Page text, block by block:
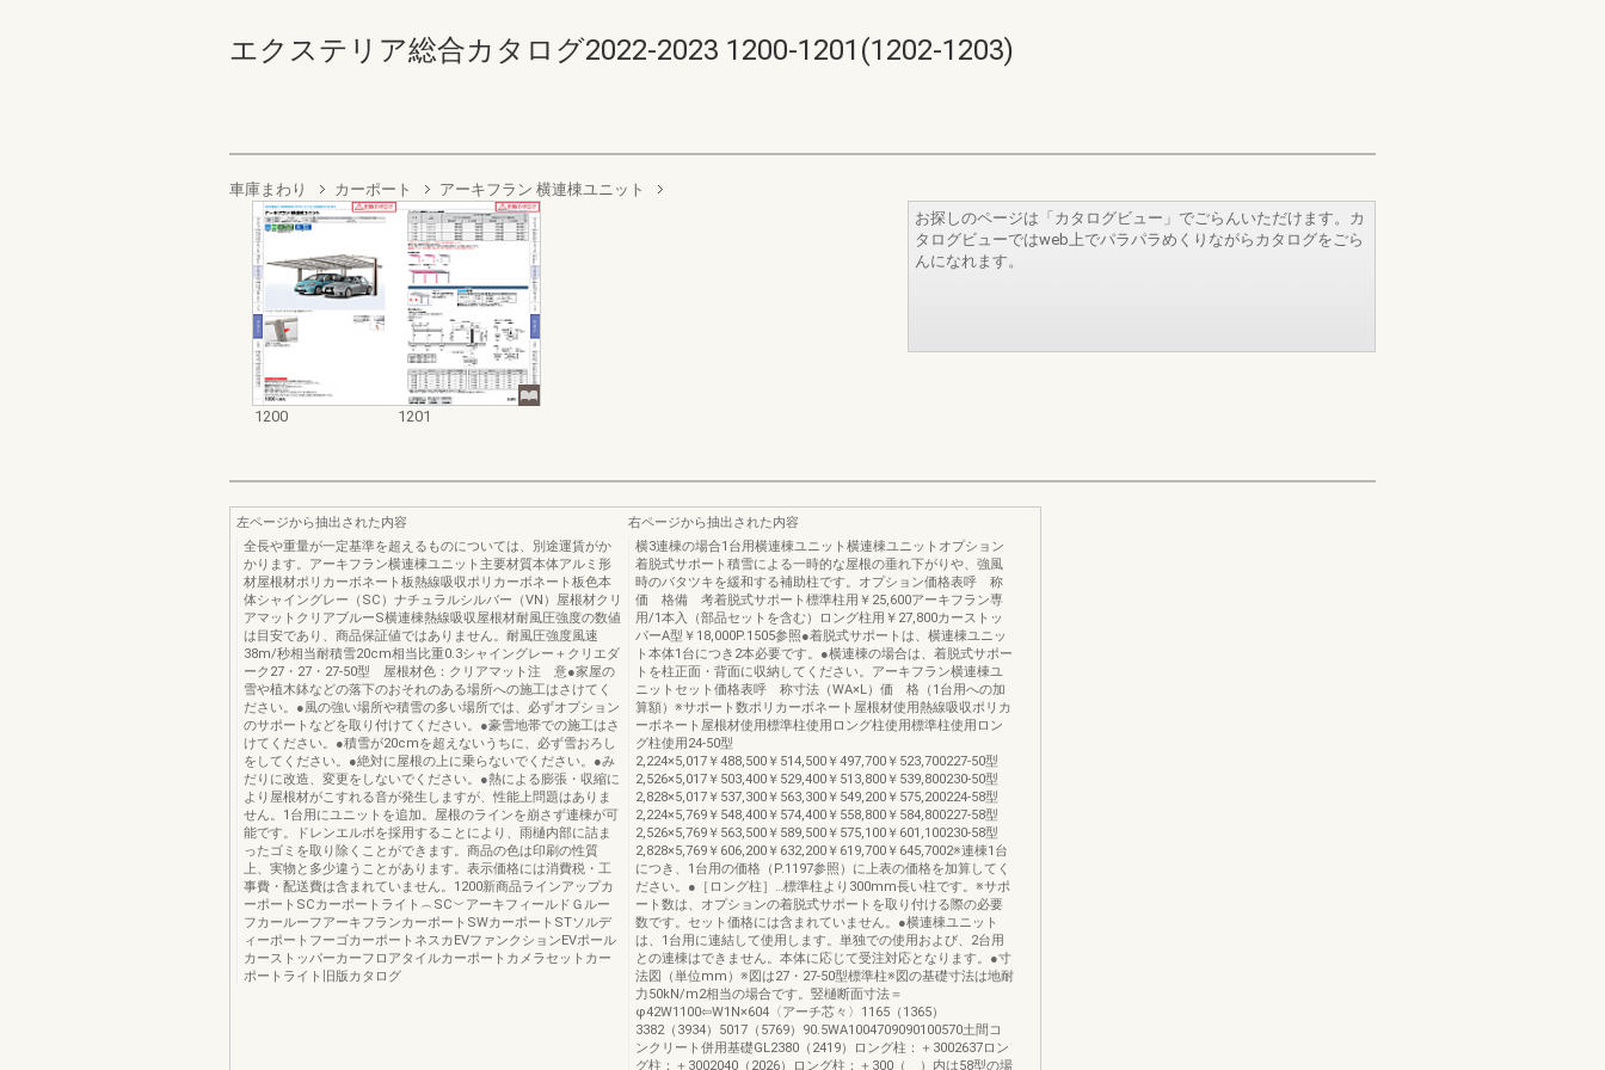
エクステリア総合カタログ2022-2023 1200-1201(1202-1203)
車庫まわり カーポート アーキフラン 横連棟ユニット
1200 1201
お探しのページは「カタログビュー」でごらんいただけます。カ
タログビューではweb上でパラパラめくりながらカタログをごら
んになれます。
左ページから抽出された内容
全長や重量が一定基準を超えるものについては、別途運賃がか
かります。アーキフラン横連棟ユニット主要材質本体アルミ形
材屋根材ポリカーボネート板熱線吸収ポリカーボネート板色本
体シャイングレー（SC）ナチュラルシルバー（VN）屋根材クリ
アマットクリアブルーS横連棟熱線吸収屋根材耐風圧強度の数値
は目安であり、商品保証値ではありません。耐風圧強度風速
38m/秒相当耐積雪20cm相当比重0.3シャイングレー＋クリエダ
ーク27・27・27-50型 屋根材色：クリアマット注 意●家屋の
雪や植木鉢などの落下のおそれのある場所への施工はさけてく
ださい。●風の強い場所や積雪の多い場所では、必ずオプション
のサポートなどを取り付けてください。●豪雪地帯での施工はさ
けてください。●積雪が20cmを超えないうちに、必ず雪おろし
をしてください。●絶対に屋根の上に乗らないでください。●み
だりに改造、変更をしないでください。●熱による膨張・収縮に
より屋根材がこすれる音が発生しますが、性能上問題はありま
せん。1台用にユニットを追加。屋根のラインを崩さず連棟が可
能です。ドレンエルボを採用することにより、雨樋内部に詰ま
ったゴミを取り除くことができます。商品の色は印刷の性質
上、実物と多少違うことがあります。表示価格には消費税・工
事費・配送費は含まれていません。1200新商品ラインアップカ
ーポートSCカーポートライト︵SC︶アーキフィールドＧルー
フカールーフアーキフランカーポートSWカーポートSTソルデ
ィーポートフーゴカーポートネスカEVファンクションEVポール
カーストッパーカーフロアタイルカーポートカメラセットカー
ポートライト旧版カタログ
右ページから抽出された内容
横3連棟の場合1台用横連棟ユニット横連棟ユニットオプション
着脱式サポート積雪による一時的な屋根の垂れ下がりや、強風
時のバタツキを緩和する補助柱です。オプション価格表呼 称
価 格備 考着脱式サポート標準柱用￥25,600アーキフラン専
用/1本入（部品セットを含む）ロング柱用￥27,800カーストッ
パーA型￥18,000P.1505参照●着脱式サポートは、横連棟ユニッ
ト本体1台につき2本必要です。●横連棟の場合は、着脱式サポー
トを柱正面・背面に収納してください。アーキフラン横連棟ユ
ニットセット価格表呼 称寸法（WA×L）価 格（1台用への加
算額）※サポート数ポリカーボネート屋根材使用熱線吸収ポリカ
ーボネート屋根材使用標準柱使用ロング柱使用標準柱使用ロン
グ柱使用24-50型
2,224×5,017￥488,500￥514,500￥497,700￥523,700227-50型
2,526×5,017￥503,400￥529,400￥513,800￥539,800230-50型
2,828×5,017￥537,300￥563,300￥549,200￥575,200224-58型
2,224×5,769￥548,400￥574,400￥558,800￥584,800227-58型
2,526×5,769￥563,500￥589,500￥575,100￥601,100230-58型
2,828×5,769￥606,200￥632,200￥619,700￥645,7002※連棟1台
につき、1台用の価格（P.1197参照）に上表の価格を加算してく
ださい。●［ロング柱］…標準柱より300mm長い柱です。※サポ
ート数は、オプションの着脱式サポートを取り付ける際の必要
数です。セット価格には含まれていません。●横連棟ユニット
は、1台用に連結して使用します。単独での使用および、2台用
との連棟はできません。本体に応じて受注対応となります。●寸
法図（単位mm）※図は27・27-50型標準柱※図の基礎寸法は地耐
力50kN/m2相当の場合です。竪樋断面寸法＝
φ42W1100⇦W1N×604〈アーチ芯々〉1165（1365）
3382（3934）5017（5769）90.5WA1004709090100570土間コ
ンクリート併用基礎GL2380（2419）ロング柱：＋3002637ロン
グ柱：＋3002040（2026）ロング柱：＋300（ ）内は58型の場